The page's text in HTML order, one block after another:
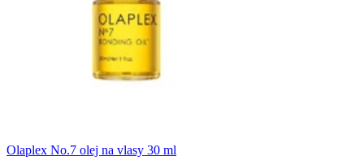
Olaplex No.7 olej na vlasy 30 ml